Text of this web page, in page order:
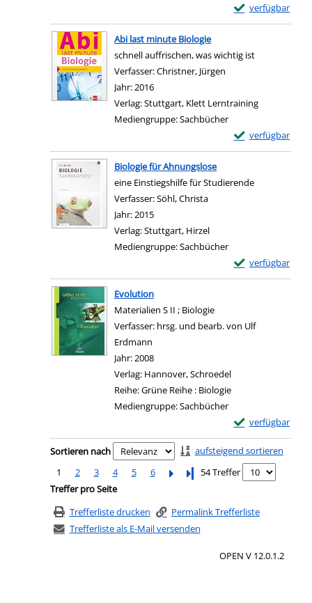
verfügbar
Exemplar-Details
Zum Download
Abi last minute Biologie
schnell auffrischen, was wichtig ist
Verfasser:Christner, Jürgen
Jahr:2016
Verlag:Stuttgart, Klett Lerntraining
Mediengruppe:Sachbücher
verfügbar
Exemplar-Details
Zum Download
Biologie für Ahnungslose
eine Einstiegshilfe für Studierende
Verfasser:Söhl, Christa
Jahr:2015
Verlag:Stuttgart, Hirzel
Mediengruppe:Sachbücher
verfügbar
Exemplar-Details
Zum Download
Evolution
Materialien S II ; Biologie
Verfasser: hrsg. und bearb. von Ulf
Erdmann
Jahr:2008
Verlag: Hannover, Schroedel
Reihe:Grüne Reihe : Biologie
Mediengruppe:Sachbücher
verfügbar
Exemplar-
Zum Download
Zu den Suchfiltern springen
Sortieren nach
aufsteigend sortieren
1
2 3 4 5 6 Letzte Seite
54 Treffer
Treffer pro Seite
Trefferliste drucken
Permalink Trefferliste
Trefferliste als E-Mail versenden
OPEN V 12.0.1.2